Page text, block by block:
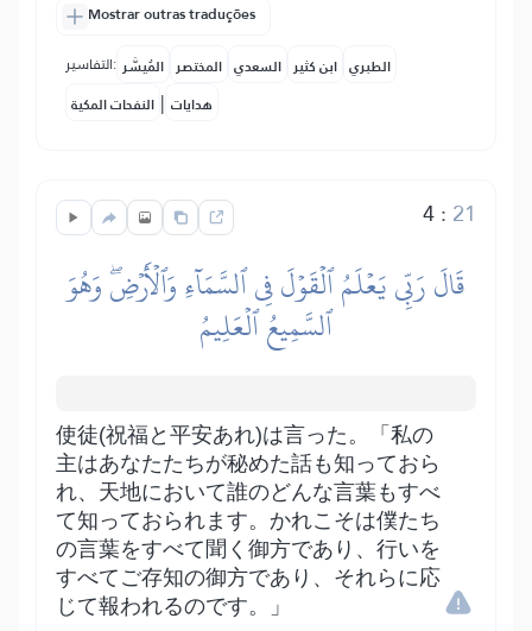
Mostrar outras traduções
التفاسير: المُيسَّر المختصر السعدي ابن كثير الطبري
النفحات المكية | هدايات
4: 21
قَالَ رَبِّي يَعۡلَمُ ٱلۡقَوۡلَ فِي ٱلسَّمَآءِ وَٱلۡأَرۡضِۖ وَهُوَ
ٱلسَّمِيعُ ٱلۡعَلِيمُ
使徒(祝福と平安あれ)は言った。「私の
主はあなたたちが秘めた話も知っておら
れ、天地において誰のどんな言葉もすべ
て知っておられます。かれこそは僕たち
の言葉をすべて聞く御方であり、行いを
すべてご存知の御方であり、それらに応
じて報われるのです。」